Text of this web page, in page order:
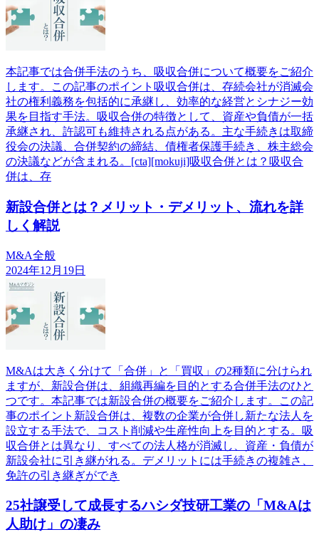
本記事では合併手法のうち、吸収合併について概要をご紹介
します。この記事のポイント吸収合併は、存続会社が消滅会
社の権利義務を包括的に承継し、効率的な経営とシナジー効
果を目指す手法。吸収合併の特徴として、資産や負債が一括
承継され、許認可も維持される点がある。主な手続きは取締
役会の決議、合併契約の締結、債権者保護手続き、株主総会
の決議などが含まれる。[cta][mokuji]吸収合併とは？吸収合
併は、存
新設合併とは？メリット・デメリット、流れを詳
しく解説
M&A全般
2024年12月19日
M&Aは大きく分けて「合併」と「買収」の2種類に分けられ
ますが、新設合併は、組織再編を目的とする合併手法のひと
つです。本記事では新設合併の概要をご紹介します。この記
事のポイント新設合併は、複数の企業が合併し新たな法人を
設立する手法で、コスト削減や生産性向上を目的とする。吸
収合併とは異なり、すべての法人格が消滅し、資産・負債が
新設会社に引き継がれる。デメリットには手続きの複雑さ、
免許の引き継ぎができ
25社譲受して成長するハシダ技研工業の「M&Aは
人助け」の凄み